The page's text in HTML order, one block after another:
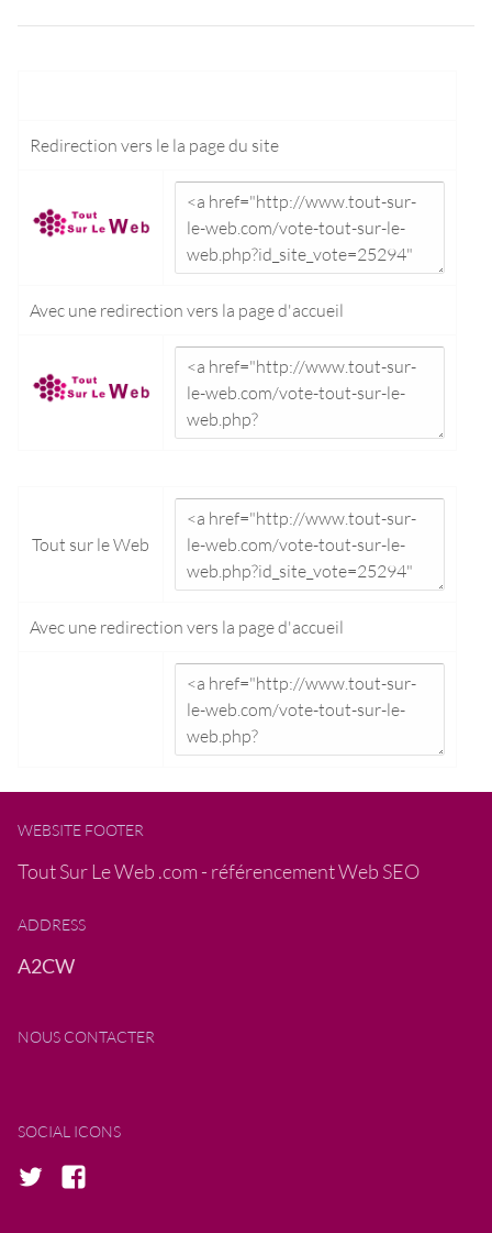
Redirection vers le la page du site
Avec une redirection vers la page d'accueil
Tout sur le Web
Avec une redirection vers la page d'accueil
WEBSITE FOOTER
Tout Sur Le Web .com - référencement Web SEO
ADDRESS
A2CW
NOUS CONTACTER
SOCIAL ICONS